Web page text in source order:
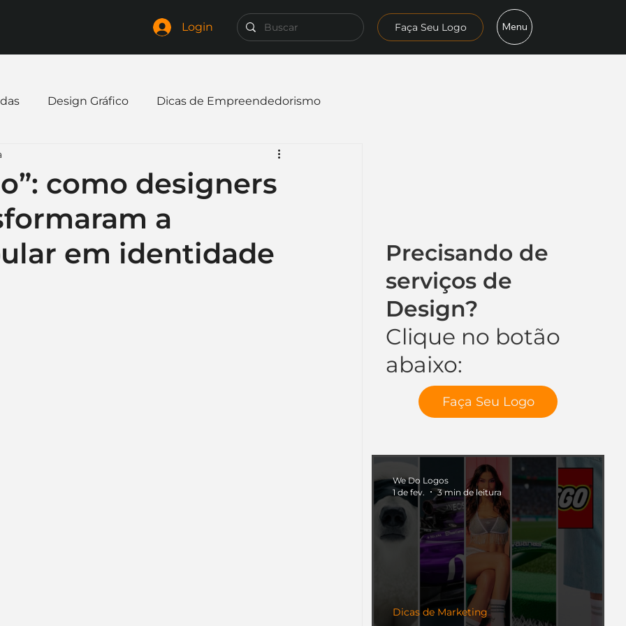
Login Faça Seu Logo Menu
Precisando de
serviços de
Design?
Clique no botão
abaixo:
Faça Seu Logo
Dicas de Marketing
We Do Logos
1 de fev.
3 min de leitura
Design Gráfico Dicas de Empreendedorismo
negócio
Logo Redes Sociais
como designers
a
em identidade